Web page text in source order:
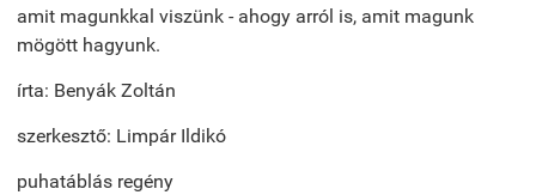
amit magunkkal viszünk - ahogy arról is, amit magunk
mögött hagyunk.
írta: Benyák Zoltán
szerkesztő: Limpár Ildikó
puhatáblás regény